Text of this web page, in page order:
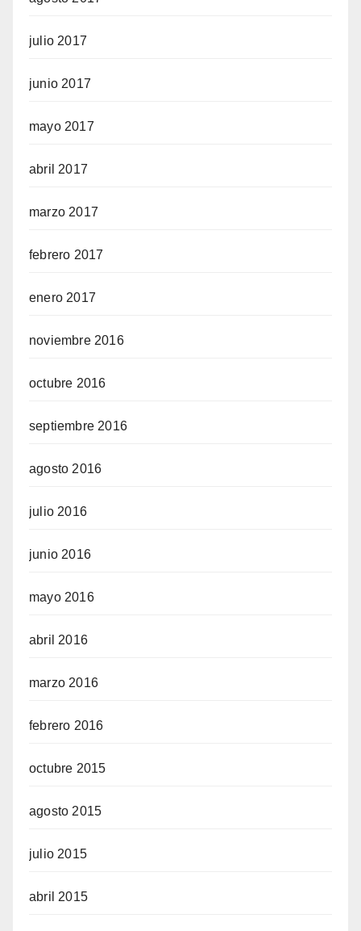
julio 2017
junio 2017
mayo 2017
abril 2017
marzo 2017
febrero 2017
enero 2017
noviembre 2016
octubre 2016
septiembre 2016
agosto 2016
julio 2016
junio 2016
mayo 2016
abril 2016
marzo 2016
febrero 2016
octubre 2015
agosto 2015
julio 2015
abril 2015